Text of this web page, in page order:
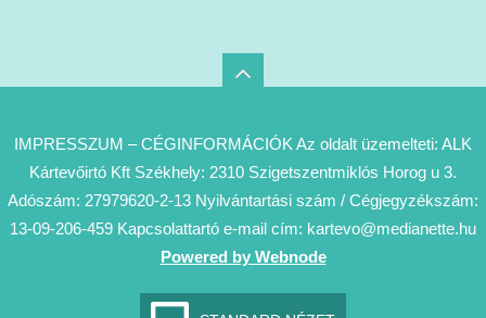
IMPRESSZUM – CÉGINFORMÁCIÓK Az oldalt üzemelteti: ALK
Kártevőirtó Kft Székhely: 2310 Szigetszentmiklós Horog u 3.
Adószám: 27979620-2-13 Nyilvántartási szám / Cégjegyzékszám:
13-09-206-459 Kapcsolattartó e-mail cím: kartevo@medianette.hu
Powered by Webnode